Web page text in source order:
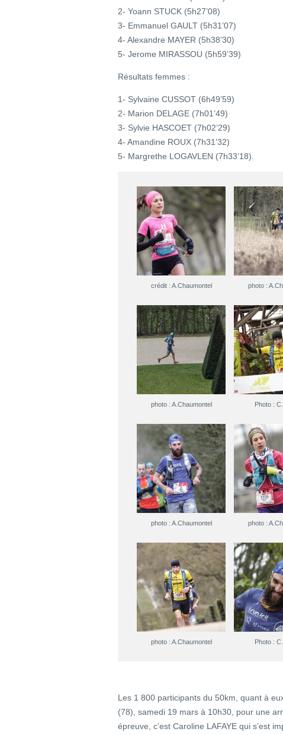
2- Yoann STUCK (5h27’08)
3- Emmanuel GAULT (5h31’07)
4- Alexandre MAYER (5h38’30)
5- Jerome MIRASSOU (5h59’39)
Résultats femmes :
1- Sylvaine CUSSOT (6h49’59)
2- Marion DELAGE (7h01’49)
3- Sylvie HASCOET (7h02’29)
4- Amandine ROUX (7h31’32)
5- Margrethe LOGAVLEN (7h33’18).
crédit : A.Chaumontel photo :
photo : A.Chaumontel Photo :
photo : A.Chaumontel photo :
photo : A.Chaumontel Photo :
Les 1 800 participants du 50km, quant à
(78), samedi 19 mars à 10h30, pour une
épreuve, c’est Caroline LAFAYE qui s’est